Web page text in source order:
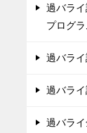
過バラ
プログラ
過バラ
過バラ
過バラ